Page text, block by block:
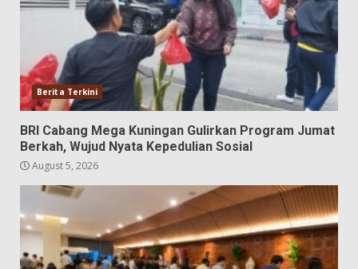
Berita Terkini
BRI Cabang Mega Kuningan Gulirkan Program Jumat
Berkah, Wujud Nyata Kepedulian Sosial
August 5, 2026